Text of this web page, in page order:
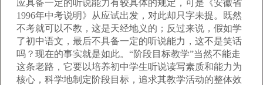
应具备一定的听说能力有较具体的规定，可是《安徽省
1996年中考说明》从应试出发，对此却只字未提。既然
不考就可以不教，这是天经地义的；反过来说，假如学
了初中语文，最后不具备一定的听说能力，这不是笑话
吗？现在的事实就是如此。“阶段目标教学”当然不能走
这条老路，它要以培养初中学生听说读写素质和能力为
核心，科学地制定阶段目标，追求其教学活动的整体效